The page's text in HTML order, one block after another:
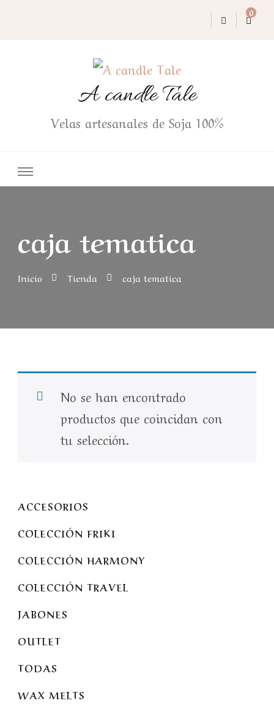
0
A candle Tale
Velas artesanales de Soja 100%
caja tematica
Inicio Tienda caja tematica
No se han encontrado
productos que coincidan con
tu selección.
ACCESORIOS
COLECCIÓN FRIKI
COLECCIÓN HARMONY
COLECCIÓN TRAVEL
JABONES
OUTLET
TODAS
WAX MELTS